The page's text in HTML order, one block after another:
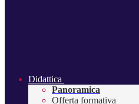
Didattica
Panoramica
Offerta formativa